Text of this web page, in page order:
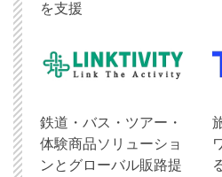
を支援
鉄道・バス・ツアー・
体験商品ソリューショ
ンとグローバル販路提